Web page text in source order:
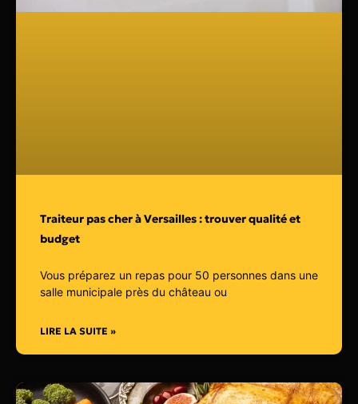
Traiteur pas cher à Versailles : trouver qualité et
budget
Vous préparez un repas pour 50 personnes dans une
salle municipale près du château ou
LIRE LA SUITE »